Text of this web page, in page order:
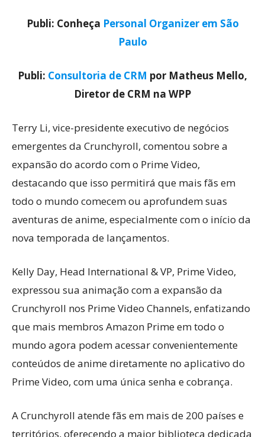
Publi: Conheça Personal Organizer em São
Paulo
Publi: Consultoria de CRM por Matheus Mello,
Diretor de CRM na WPP
Terry Li, vice-presidente executivo de negócios
emergentes da Crunchyroll, comentou sobre a
expansão do acordo com o Prime Video,
destacando que isso permitirá que mais fãs em
todo o mundo comecem ou aprofundem suas
aventuras de anime, especialmente com o início da
nova temporada de lançamentos.
Kelly Day, Head International & VP, Prime Video,
expressou sua animação com a expansão da
Crunchyroll nos Prime Video Channels, enfatizando
que mais membros Amazon Prime em todo o
mundo agora podem acessar convenientemente
conteúdos de anime diretamente no aplicativo do
Prime Video, com uma única senha e cobrança.
A Crunchyroll atende fãs em mais de 200 países e
territórios, oferecendo a maior biblioteca dedicada